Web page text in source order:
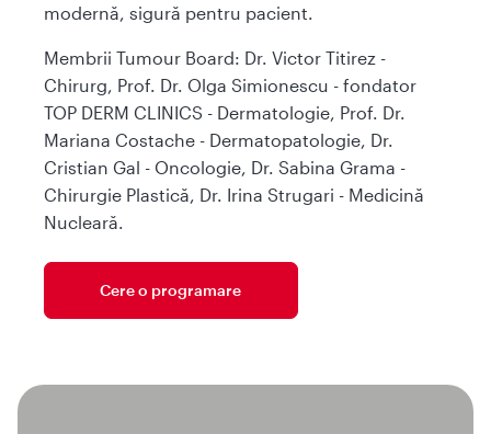
modernă, sigură pentru pacient.
Membrii Tumour Board: Dr. Victor Titirez -
Chirurg, Prof. Dr. Olga Simionescu - fondator
TOP DERM CLINICS - Dermatologie, Prof. Dr.
Mariana Costache - Dermatopatologie, Dr.
Cristian Gal - Oncologie, Dr. Sabina Grama -
Chirurgie Plastică, Dr. Irina Strugari - Medicină
Nucleară.
Cere o programare